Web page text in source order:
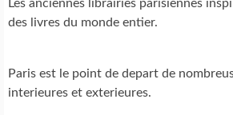
Les anciennes librairies parisiennes
des livres du monde entier.
Paris est le point de depart de
interieures et exterieures.